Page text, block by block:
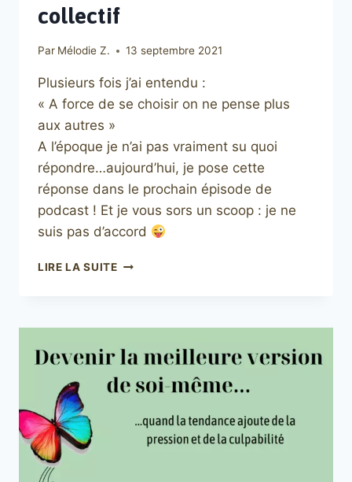
collectif
Par Mélodie Z. 13 septembre 2021
Plusieurs fois j’ai entendu :
« A force de se choisir on ne pense plus
aux autres »
A l’époque je n’ai pas vraiment su quoi
répondre…aujourd’hui, je pose cette
réponse dans le prochain épisode de
podcast ! Et je vous sors un scoop : je ne
suis pas d’accord
LIRE LA SUITEPODCAST
:
SE
CHOISIR
EN
PRIORITÉ
ENJEU
COLLECTIF